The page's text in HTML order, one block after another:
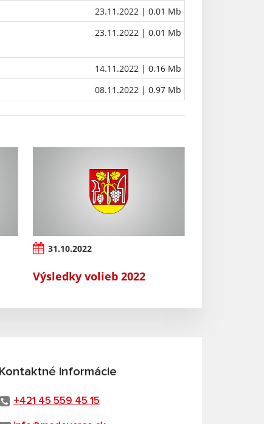
23.11.2022 | 0.01 Mb
23.11.2022 | 0.01 Mb
14.11.2022 | 0.16 Mb
08.11.2022 | 0.97 Mb
31.10.2022
Výsledky volieb 2022
Kontaktné informácie
+421 45 559 45 15